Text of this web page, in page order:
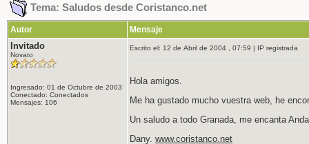
Tema: Saludos desde Coristanco.net
Autor Mensaje
Invitado
Novato
Ingresado: 01 de Octubre de 2003
Conectado: Conectados
Mensajes: 106
Escrito el: 12 de Abril de 2004 , 07:59 | IP registrada
Hola amigos.
Me ha gustado mucho vuestra web, he
Un saludo a todo Granada, me encanta
Dany. www.coristanco.net